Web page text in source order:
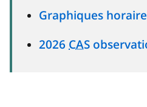
Graphiques
2026 CAS